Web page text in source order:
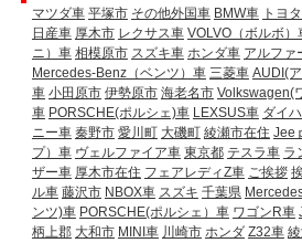
マツダ車 平塚市 その他外国車 BMW車 トヨ
日産車 厚木市 レクサス車 VOLVO（ボルボ）
ニ）車 相模原市 スズキ車 ホンダ車 アルファ
Mercedes-Benz（ベンツ）車 三菱車 AUDI(ア
車 小田原市 伊勢原市 海老名市 Volkswagen(
車 PORSCHE(ポルシェ)車 LEXSUS車 ダイ
ニー車 秦野市 愛川町 大磯町 綾瀬市在住 Jee
プ）車 ヴェルファイア車 東京都 テスラ車 ラ
ザー車 厚木市在住 フェアレディZ車 ご挨拶
ル車 藤沢市 NBOX車 スズキ 千葉県
ンツ)車 PORSCHE(ポルシェ）車 ワゴンR車
柄上郡 大和市 MINI車 川崎市 ホンダ Z32車